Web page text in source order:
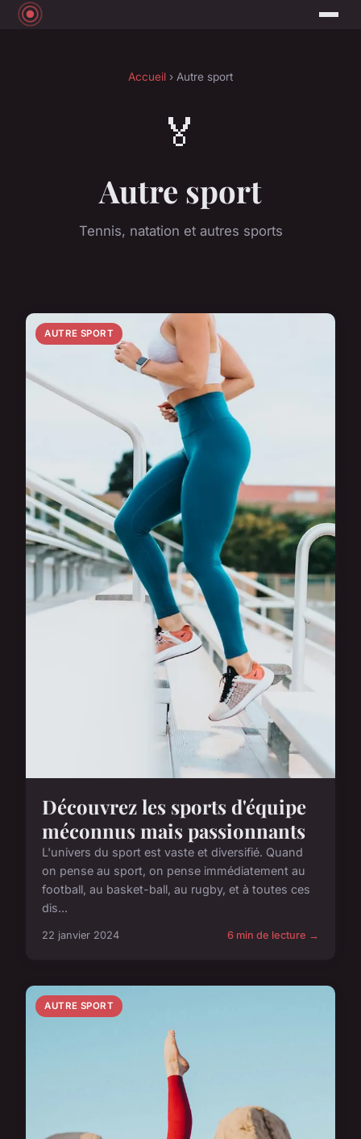
Accueil › Autre sport
🏅
Autre sport
Tennis, natation et autres sports
AUTRE SPORT
Découvrez les sports d'équipe
méconnus mais passionnants
L'univers du sport est vaste et diversifié. Quand
on pense au sport, on pense immédiatement au
football, au basket-ball, au rugby, et à toutes ces
dis...
22 janvier 2024 6 min de lecture →
AUTRE SPORT